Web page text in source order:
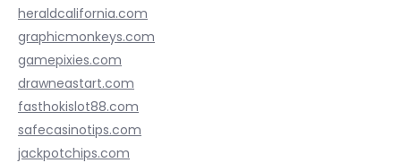
heraldcalifornia.com
graphicmonkeys.com
gamepixies.com
drawneastart.com
fasthokislot88.com
safecasinotips.com
jackpotchips.com